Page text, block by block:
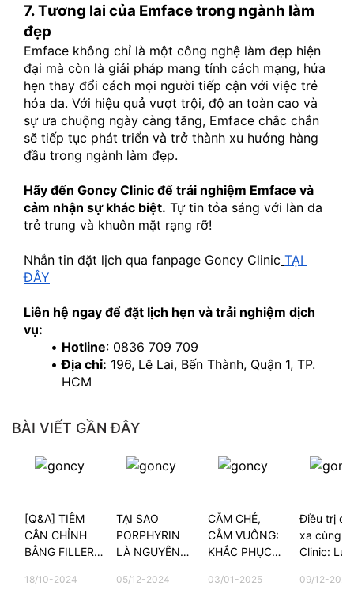
7. Tương lai của Emface trong ngành làm
đẹp
Emface không chỉ là một công nghệ làm đẹp hiện
đại mà còn là giải pháp mang tính cách mạng, hứa
hẹn thay đổi cách mọi người tiếp cận với việc trẻ
hóa da. Với hiệu quả vượt trội, độ an toàn cao và
sự ưa chuộng ngày càng tăng, Emface chắc chắn
sẽ tiếp tục phát triển và trở thành xu hướng hàng
đầu trong ngành làm đẹp.
Hãy đến Goncy Clinic để trải nghiệm Emface và
cảm nhận sự khác biệt. Tự tin tỏa sáng với làn da
trẻ trung và khuôn mặt rạng rỡ!
Nhắn tin đặt lịch qua fanpage Goncy Clinic TẠI
ĐÂY
Liên hệ ngay để đặt lịch hẹn và trải nghiệm dịch
vụ:
Hotline: 0836 709 709
Địa chỉ: 196, Lê Lai, Bến Thành, Quận 1, TP.
HCM
BÀI VIẾT GẦN ĐÂY
[Q&A] TIÊM
CÂN CHỈNH
BẰNG FILLER
KHÔNG?
18/10-2024
TẠI SAO
PORPHYRIN
LÀ NGUYÊN
GÂY NÊN
05/12-2024
CẰM CHẺ,
CẰM VUÔNG:
KHẮC PHỤC
NÀO?
03/01-2025
Điều trị
xa cùng
Clinic: Lựa
kiều bào
09/12-2025